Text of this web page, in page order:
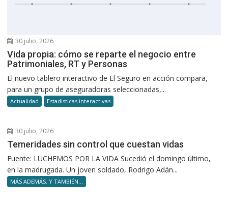
30 julio, 2026
Vida propia: cómo se reparte el negocio entre
Patrimoniales, RT y Personas
El nuevo tablero interactivo de El Seguro en acción compara,
para un grupo de aseguradoras seleccionadas,...
Actualidad Estadisticas interactivas
30 julio, 2026
Temeridades sin control que cuestan vidas
Fuente: LUCHEMOS POR LA VIDA Sucedió el domingo último,
en la madrugada. Un joven soldado, Rodrigo Adán...
MÁS ADEMÁS. Y TAMBIÉN...